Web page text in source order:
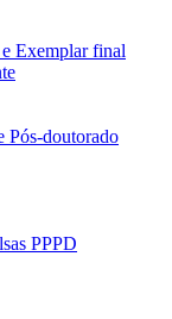
e Exemplar final
Pós-doutorado
PPPD